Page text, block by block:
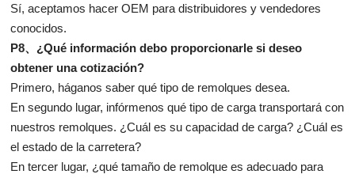
Sí, aceptamos hacer OEM para distribuidores y vendedores
conocidos.
P8、¿Qué información debo proporcionarle si deseo
obtener una cotización?
Primero, háganos saber qué tipo de remolques desea.
En segundo lugar, infórmenos qué tipo de carga transportará con
nuestros remolques. ¿Cuál es su capacidad de carga? ¿Cuál es
el estado de la carretera?
En tercer lugar, ¿qué tamaño de remolque es adecuado para